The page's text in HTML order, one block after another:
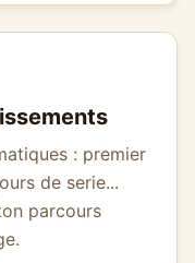
: premier
de serie...
parcours